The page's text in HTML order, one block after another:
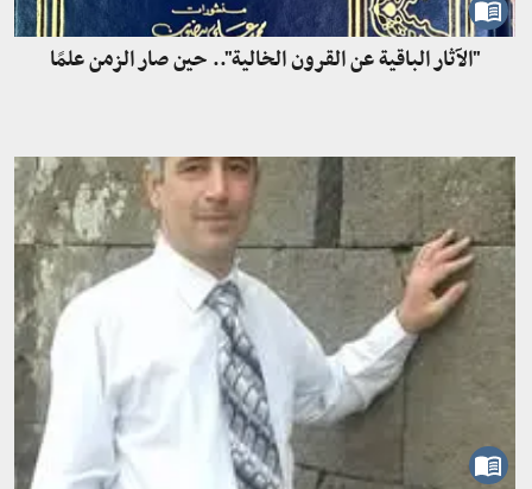
"الآثار الباقية عن القرون الخالية".. حين صار الزمن علمًا